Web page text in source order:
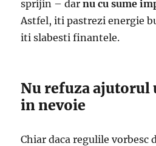
sprijin – darnu cu sume
Astfel, iti pastrezi energie
iti slabesti finantele.
Nu refuza ajutorul
in nevoie
Chiar daca regulile vorbesc